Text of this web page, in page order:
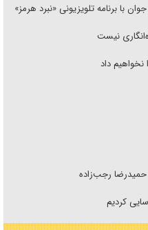
با برنامه تلویزیونی «نبرد هرمز»
نیست
داد
حمیدرضا رجب‌زاده
کردیم